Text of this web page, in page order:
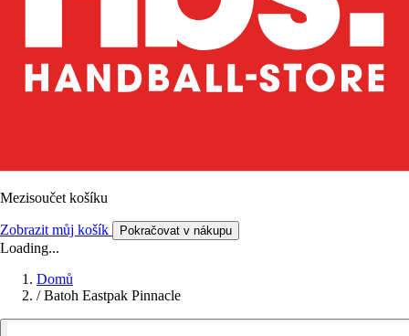
Mezisoučet košíku
Zobrazit můj košík Pokračovat v nákupu
Loading...
Domů
/ Batoh Eastpak Pinnacle